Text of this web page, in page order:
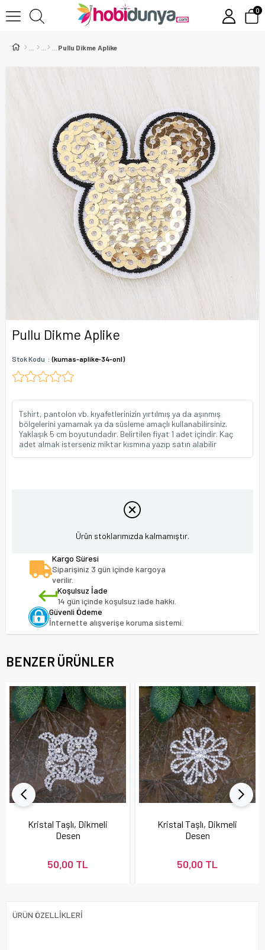
0
Pullu Dikme Aplike
Pullu Dikme Aplike
Stok Kodu (kumas-aplike-34-onl)
Tshirt, pantolon vb. kıyafetlerinizin yırtılmış ya da aşınmış
bölgelerini yamamak ya da süsleme amaçlı kullanabilirsiniz.
Yaklaşık 5 cm boyutundadır. Belirtilen fiyat 1 adet içindir. Kaç
adet almak isterseniz miktar kısmına yazıp satın alabilir
Ürün stoklarımızda kalmamıştır.
Kargo Süresi
Siparişiniz 3 gün içinde kargoya
verilir.
Koşulsuz İade
14 gün içinde koşulsuz iade hakkı.
Güvenli Ödeme
İnternette alışverişe koruma sistemi.
BENZER ÜRÜNLER
Kristal Taşlı, Dikmeli
Desen
50,00 TL
Kristal Taşlı, Dikmeli
Desen
50,00 TL
ÜRÜN ÖZELLIKLERI